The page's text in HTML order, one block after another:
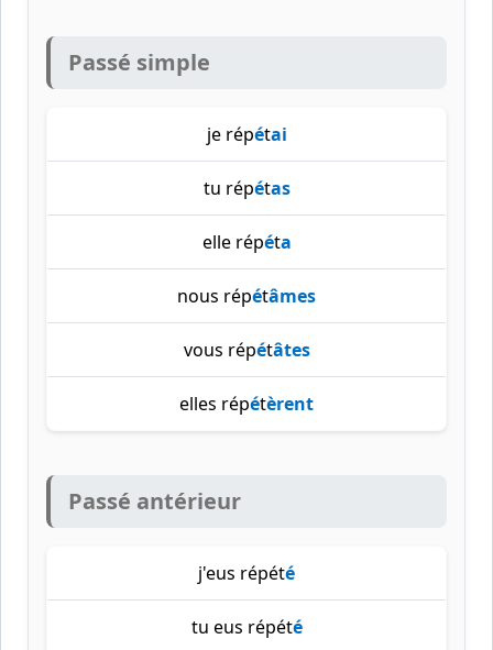
Passé simple
je répétai
tu répétas
elle répéta
nous répétâmes
vous répétâtes
elles répétèrent
Passé antérieur
j'eus répété
tu eus répété